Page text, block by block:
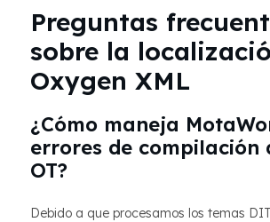
Preguntas
sobre la
Oxygen XML
¿Cómo maneja
errores de compilación
OT?
Debido a que procesamos los temas